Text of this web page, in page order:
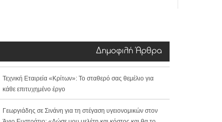
Δημοφιλή Άρθρα
Τεχνική Εταιρεία «Κρίτων»: Το σταθερό σας θεμέλιο για
κάθε επιτυχημένο έργο
Γεωργιάδης σε Σινάνη για τη στέγαση υγειονομικών στον